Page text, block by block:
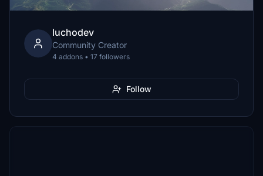
luchodev
Community Creator
4 addons • 17 followers
Follow